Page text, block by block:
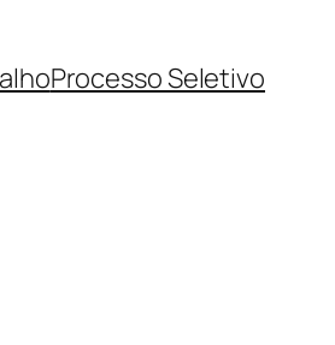
Processo Seletivo